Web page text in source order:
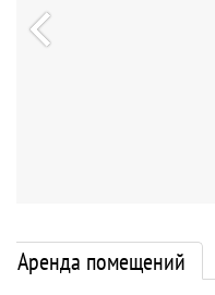
Аренда помещений